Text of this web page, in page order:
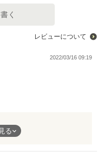
く
レビューについて
2022/03/16 09:19
て凄くキュンキュンでし
る